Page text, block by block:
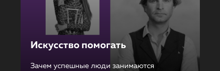
Искусство помогать
Зачем успешные люди занимаются